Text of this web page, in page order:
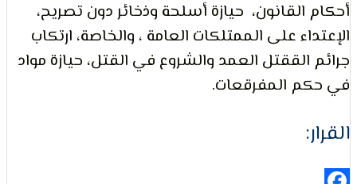
حيازة أسلحة وذخائر دون تصريح،
على الممتلكات العامة ، والخاصة، ارتكاب
العمد والشروع في القتل، حيازة مواد
المفرقعات.